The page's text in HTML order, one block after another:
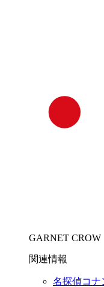
GARNET CROW
関連情報
名探偵コナ